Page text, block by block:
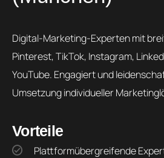
Digital-Marketing-Experten mit
Pinterest, TikTok, Instagram,
YouTube. Engagiert und
Umsetzung individueller
Vorteile
Plattformübergreifende